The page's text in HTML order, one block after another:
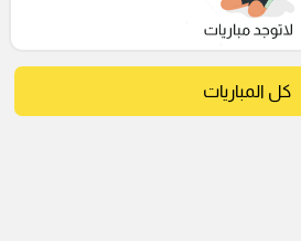
كل المباريات